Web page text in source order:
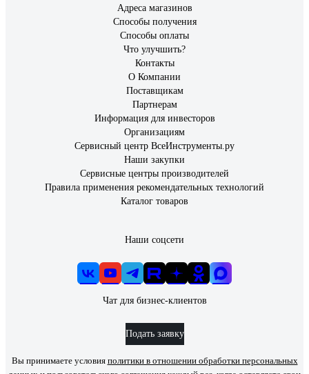
Адреса магазинов
Способы получения
Способы оплаты
Что улучшить?
Контакты
О Компании
Поставщикам
Партнерам
Информация для инвесторов
Организациям
Сервисный центр ВсеИнструменты.ру
Наши закупки
Сервисные центры производителей
Правила применения рекомендательных технологий
Каталог товаров
Наши соцсети
Чат для бизнес-клиентов
Подать заявку
Вы принимаете условия политики в отношении обработки персональных